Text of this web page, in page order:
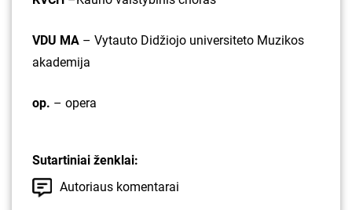
VDU MA – Vytauto Didžiojo universiteto Muzikos
akademija
op. – opera
Sutartiniai ženklai:
Autoriaus komentarai